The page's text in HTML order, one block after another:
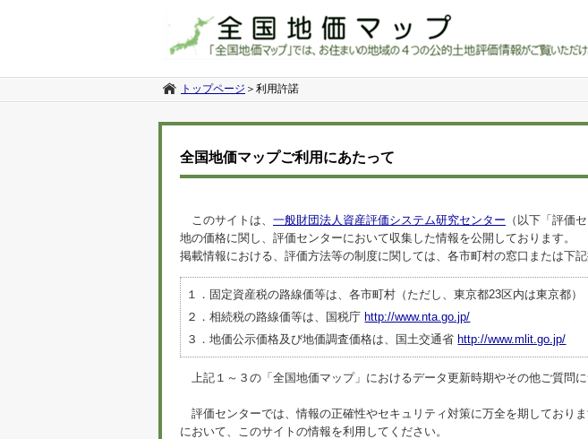
トップページ ＞ 利用許諾
全国地価マップご利用にあたって
このサイトは、 一般財団法人資産評価システム研究センター （以下「評価
地の価格に関し、評価センターにおいて収集した情報を公開しております。
掲載情報における、評価方法等の制度に関しては、各市町村の窓口または下
１．固定資産税の路線価等は、各市町村（ただし、東京都23区内は東京都）
２．相続税の路線価等は、国税庁 http://www.nta.go.jp/
３．地価公示価格及び地価調査価格は、国土交通省 http://www.mlit.go.jp/
上記１～３の「全国地価マップ」におけるデータ更新時期やその他ご質問
評価センターでは、情報の正確性やセキュリティ対策に万全を期しており
において、このサイトの情報を利用してください。